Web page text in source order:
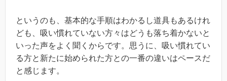
というのも、基本的な手順はわかるし道具もあるけれ
ども、吸い慣れていない方々はどうも落ち着かないと
いった声をよく聞くからです。思うに、吸い慣れてい
る方と新たに始められた方との一番の違いはペースだ
と感じます。